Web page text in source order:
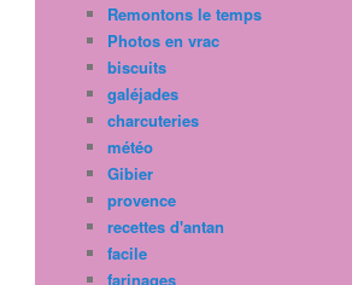
Remontons le temps
Photos en vrac
biscuits
galéjades
charcuteries
météo
Gibier
provence
recettes d'antan
facile
farinages